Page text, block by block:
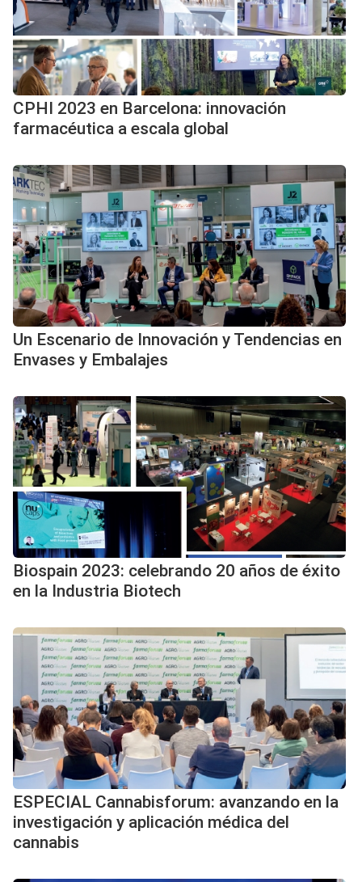
CPHI 2023 en Barcelona: innovación
farmacéutica a escala global
Un Escenario de Innovación y Tendencias en
Envases y Embalajes
Biospain 2023: celebrando 20 años de éxito
en la Industria Biotech
ESPECIAL Cannabisforum: avanzando en la
investigación y aplicación médica del
cannabis